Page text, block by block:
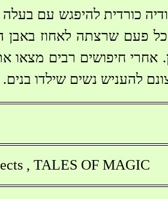
כורדית להיפגש עם
פעם שרצתה לאחוז באבן
חיפושים רבים מצאו
להעניש נשים שילדו בנים.
, TALES OF MAGIC